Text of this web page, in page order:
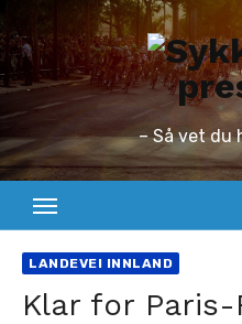
to
content
– Så vet du
LANDEVEI INNLAND
Klar for